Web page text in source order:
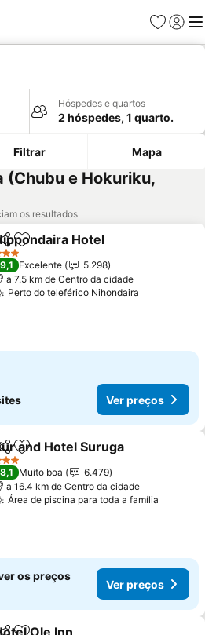
Favoritos
Iniciar
Hóspedes e quartos
2 hóspedes, 1 quarto.
Filtrar Mapa
(Chubu e Hokuriku,
os resultados
Adicionar aos favoritos
Hotel
9,1 Excelente
5.298
a 7.5 km de Centro da cidade
Perto do teleférico Nihondaira
Ver preços
Adicionar aos favoritos
and Hotel Suruga
8,1 Muito boa
6.479
a 16.4 km de Centro da cidade
Área de piscina para toda a família
os preços
Ver preços
Ole Inn